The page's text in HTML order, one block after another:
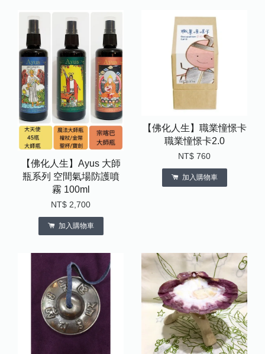
【佛化人生】Ayus 大師
瓶系列 空間氣場防護噴
霧 100ml
NT$ 2,700
加入購物車
【佛化人生】職業憧憬卡
職業憧憬卡2.0
NT$ 760
加入購物車